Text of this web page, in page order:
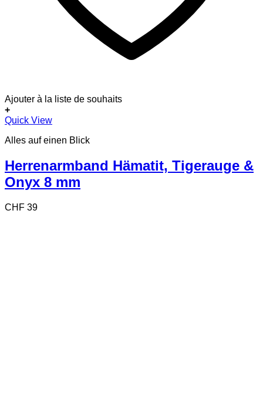
Ajouter à la liste de souhaits
+
Quick View
Alles auf einen Blick
Herrenarmband Hämatit, Tigerauge &
Onyx 8 mm
CHF 39